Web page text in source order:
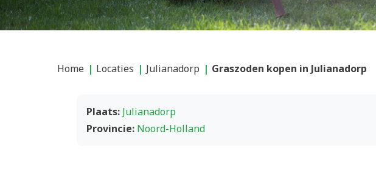
Home Locaties Julianadorp Graszoden kopen in Julianadorp
Plaats: Julianadorp
Provincie: Noord-Holland